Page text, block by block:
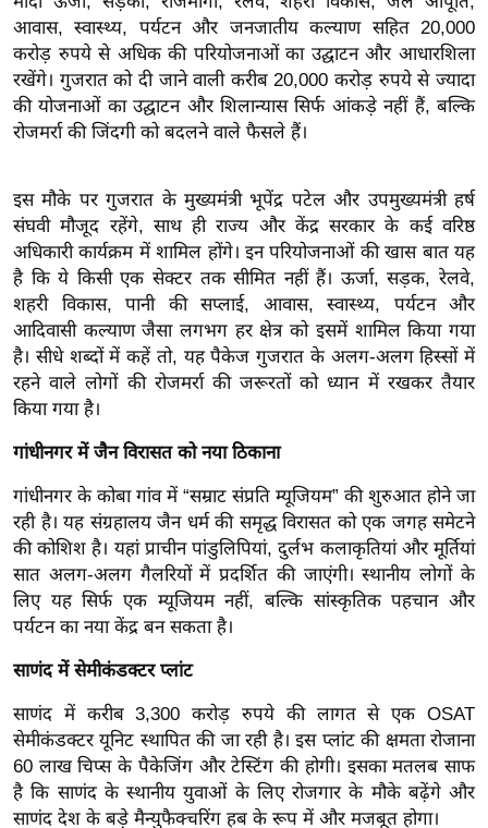
र
मि
सा
ल
सा
ल
श
ख्सि
य
त
यं
ग
इं
या
सा
हि
त्य
ज
त
ऑ
टो
व
र्ल्ड
आवास, स्वास्थ्य, पर्यटन और जनजातीय कल्याण सहित 20,000
करोड़ रुपये से अधिक की परियोजनाओं का उद्घाटन और आधारशिला
रखेंगे। गुजरात को दी जाने वाली करीब 20,000 करोड़ रुपये से ज्यादा
की योजनाओं का उद्घाटन और शिलान्यास सिर्फ आंकड़े नहीं हैं, बल्कि
रोजमर्रा की जिंदगी को बदलने वाले फैसले हैं।
इस मौके पर गुजरात के मुख्यमंत्री भूपेंद्र पटेल और उपमुख्यमंत्री हर्ष
संघवी मौजूद रहेंगे, साथ ही राज्य और केंद्र सरकार के कई वरिष्ठ
अधिकारी कार्यक्रम में शामिल होंगे। इन परियोजनाओं की खास बात यह
है कि ये किसी एक सेक्टर तक सीमित नहीं हैं। ऊर्जा, सड़क, रेलवे,
शहरी विकास, पानी की सप्लाई, आवास, स्वास्थ्य, पर्यटन और
आदिवासी कल्याण जैसा लगभग हर क्षेत्र को इसमें शामिल किया गया
है। सीधे शब्दों में कहें तो, यह पैकेज गुजरात के अलग-अलग हिस्सों में
रहने वाले लोगों की रोजमर्रा की जरूरतों को ध्यान में रखकर तैयार
किया गया है।
गांधीनगर में जैन विरासत को नया ठिकाना
गांधीनगर के कोबा गांव में “सम्राट संप्रति म्यूजियम” की शुरुआत होने जा
रही है। यह संग्रहालय जैन धर्म की समृद्ध विरासत को एक जगह समेटने
की कोशिश है। यहां प्राचीन पांडुलिपियां, दुर्लभ कलाकृतियां और मूर्तियां
सात अलग-अलग गैलरियों में प्रदर्शित की जाएंगी। स्थानीय लोगों के
लिए यह सिर्फ एक म्यूजियम नहीं, बल्कि सांस्कृतिक पहचान और
पर्यटन का नया केंद्र बन सकता है।
साणंद में सेमीकंडक्टर प्लांट
साणंद में करीब 3,300 करोड़ रुपये की लागत से एक OSAT
सेमीकंडक्टर यूनिट स्थापित की जा रही है। इस प्लांट की क्षमता रोजाना
60 लाख चिप्स के पैकेजिंग और टेस्टिंग की होगी। इसका मतलब साफ
है कि साणंद के स्थानीय युवाओं के लिए रोजगार के मौके बढ़ेंगे और
साणंद देश के बड़े मैन्युफैक्चरिंग हब के रूप में और मजबूत होगा।